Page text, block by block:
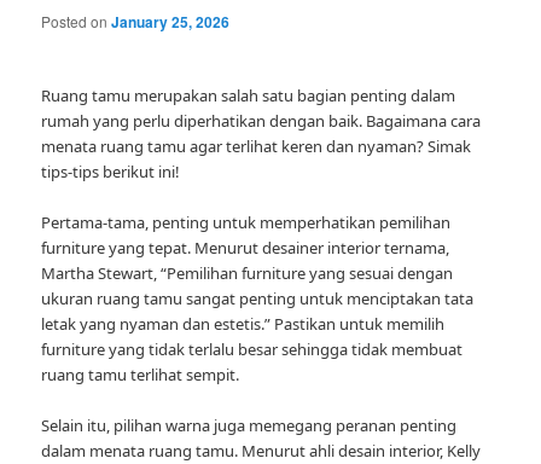
Posted onJanuary 25, 2026
Ruang tamu merupakan salah satu bagian penting dalam
rumah yang perlu diperhatikan dengan baik. Bagaimana cara
menata ruang tamu agar terlihat keren dan nyaman? Simak
tips-tips berikut ini!
Pertama-tama, penting untuk memperhatikan pemilihan
furniture yang tepat. Menurut desainer interior ternama,
Martha Stewart, “Pemilihan furniture yang sesuai dengan
ukuran ruang tamu sangat penting untuk menciptakan tata
letak yang nyaman dan estetis.” Pastikan untuk memilih
furniture yang tidak terlalu besar sehingga tidak membuat
ruang tamu terlihat sempit.
Selain itu, pilihan warna juga memegang peranan penting
dalam menata ruang tamu. Menurut ahli desain interior, Kelly